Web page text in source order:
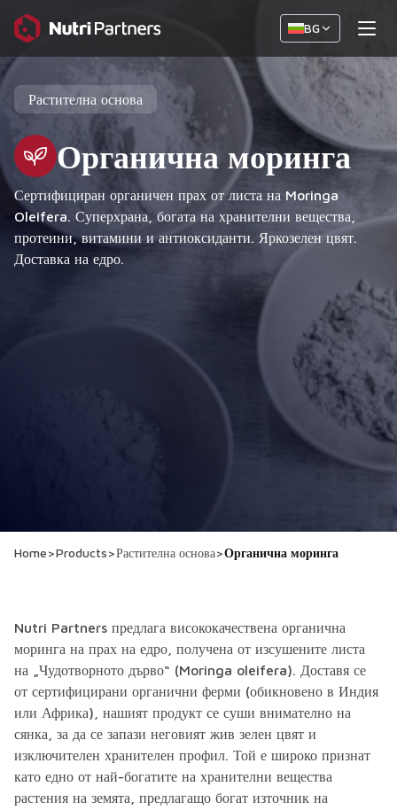
BG
Растителна основа
Органична моринга
Сертифициран органичен прах от листа на Moringa
Oleifera. Суперхрана, богата на хранителни вещества,
протеини, витамини и антиоксиданти. Яркозелен цвят.
Доставка на едро.
Home>Products>Растителна основа>Органична моринга
Nutri Partners предлага висококачествена органична
моринга на прах на едро, получена от изсушените листа
на „Чудотворното дърво“ (Moringa oleifera). Доставя се
от сертифицирани органични ферми (обикновено в Индия
или Африка), нашият продукт се суши внимателно на
сянка, за да се запази неговият жив зелен цвят и
изключителен хранителен профил. Той е широко признат
като едно от най-богатите на хранителни вещества
растения на земята, предлагащо богат източник на